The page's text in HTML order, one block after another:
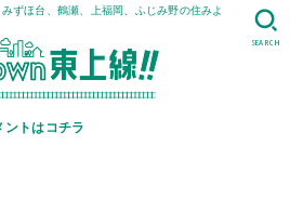
ずほ台、鶴瀬、上福岡、ふじみ野の住みよ
ントはコチラ
SEARCH